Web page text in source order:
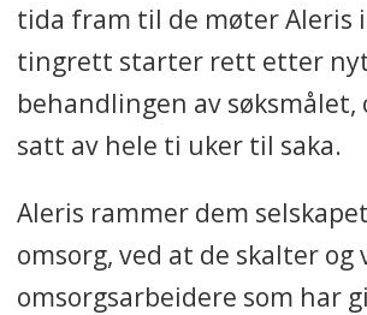
tida fram til de møter Aleris
tingrett starter rett etter
behandlingen av søksmålet,
satt av hele ti uker til saka.
Aleris rammer dem
omsorg, ved at de skalter og
omsorgsarbeidere som har